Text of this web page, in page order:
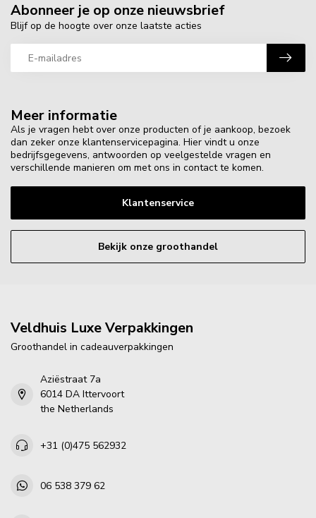
Meer informatie
Als je vragen hebt over onze producten of je aankoop, bezoek
dan zeker onze klantenservicepagina. Hier vindt u onze
bedrijfsgegevens, antwoorden op veelgestelde vragen en
verschillende manieren om met ons in contact te komen.
Klantenservice
Bekijk onze groothandel
Abonneer je op onze nieuwsbrief
Blijf op de hoogte over onze laatste acties
Veldhuis Luxe Verpakkingen
Groothandel in cadeauverpakkingen
Aziëstraat 7a
6014 DA Ittervoort
the Netherlands
+31 (0)475 562932
06 538 379 62